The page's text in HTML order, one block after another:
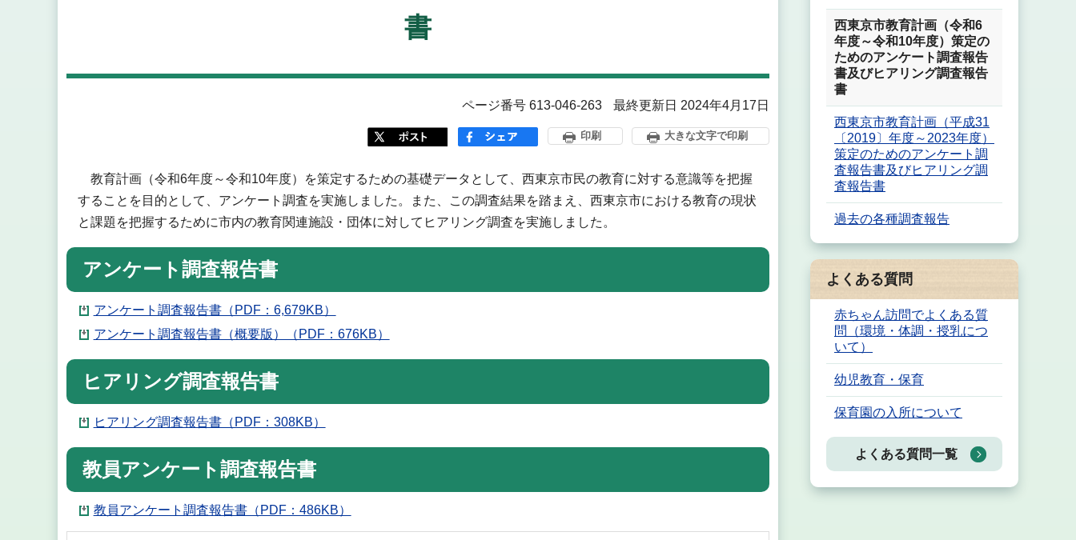
書
ページ番号 613-046-263 最終更新日 2024年4月17日
印刷 大きな文字で印刷
教育計画（令和6年度～令和10年度）を策定するための基礎データとして、西東京市民の教育に対する意識等を把握
することを目的として、アンケート調査を実施しました。また、この調査結果を踏まえ、西東京市における教育の現状
と課題を把握するために市内の教育関連施設・団体に対してヒアリング調査を実施しました。
アンケート調査報告書
アンケート調査報告書（PDF：6,679KB）
アンケート調査報告書（概要版）（PDF：676KB）
ヒアリング調査報告書
ヒアリング調査報告書（PDF：308KB）
教員アンケート調査報告書
教員アンケート調査報告書（PDF：486KB）
西東京市教育計画（令和6
年度～令和10年度）策定の
ためのアンケート調査報告
書及びヒアリング調査報告
書
西東京市教育計画（平成31
〔2019〕年度～2023年度）
策定のためのアンケート調
査報告書及びヒアリング調
査報告書
過去の各種調査報告
よくある質問
赤ちゃん訪問でよくある質
問（環境・体調・授乳につ
いて）
幼児教育・保育
保育園の入所について
よくある質問一覧